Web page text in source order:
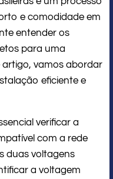
e comodidade em
entender os
para uma
vamos abordar
eficiente e
verificar a
com a rede
duas voltagens
a voltagem